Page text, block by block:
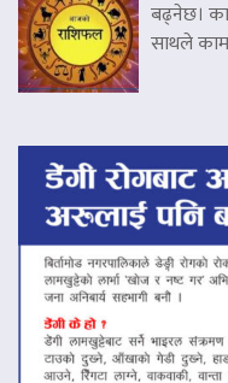
बढ्नेछ।
साथले